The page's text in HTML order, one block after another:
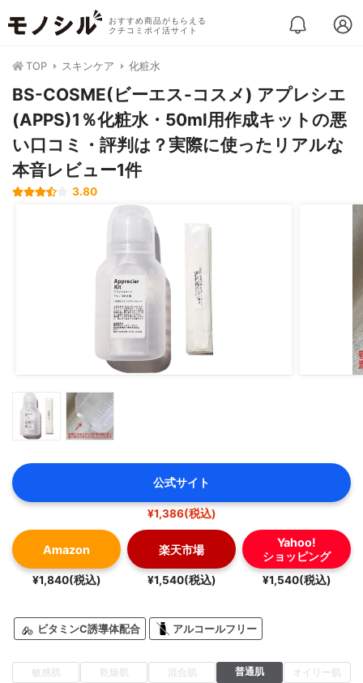
おすすめ商品がもらえる
クチコミポイ活サイト
TOP スキンケア 化粧水
BS-COSME(ビーエス-コスメ) アプレシエ
(APPS)1％化粧水・50ml用作成キットの悪
い口コミ・評判は？実際に使ったリアルな
本音レビュー1件
3.80
公式サイト
¥1,386(税込)
Amazon
¥1,840(税込)
楽天市場
¥1,540(税込)
Yahoo!
ショッピング
¥1,540(税込)
ビタミンC誘導体配合 アルコールフリー
敏感肌 乾燥肌 混合肌 普通肌 オイリー肌